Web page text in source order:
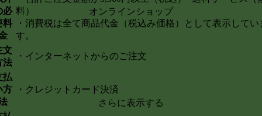
オンラインショップ
さらに表示する
必
料
料）
・消費税は全て商品代金（税込み価格）として表示してい
す。
文
法
・インターネットからのご注文
払
方
・クレジットカード決済